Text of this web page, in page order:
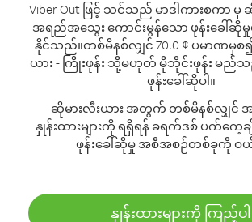
Viber Out ဖြင့် သင်သည် မာဒါကားစကာ မှ
အရည်အသွေး ကောင်းမွန်သော ဖုန်းခေါ်ဆိုမှု
နိုင်သည်။တစ်မိနစ်လျှင် 70.0 ¢ ပမာဏမှစ
ယား - ကြိုးဖုန်း သို့မဟုတ် မိုဘိုင်းဖုန်း မ
ဖုန်းခေါ်ဆိုပါ။
ဆိုမားလီးယား အတွက် တစ်မိနစ်လျှင်
နှုန်းထားများကို ရရှိရန် ခရက်ဒစ် ပက်ကေ့
ဖုန်းခေါ်ဆိုမှု အစီအစဉ်တစ်ခုကို ဝ
နှုန်းထားများကို ကြည့်ပါ